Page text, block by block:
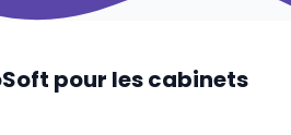
pour les cabinets